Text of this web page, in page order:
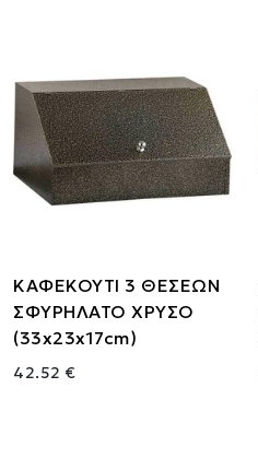
ΚΑΦΕΚΟΥΤΙ 3 ΘΕΣΕΩΝ
ΣΦΥΡΗΛΑΤΟ ΧΡΥΣΟ
(33x23x17cm)
42.52 €